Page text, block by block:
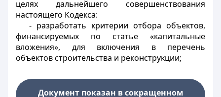
целях дальнейшего совершенствования
настоящего Кодекса:
- разработать критерии отбора объектов,
финансируемых по статье «капитальные
вложения», для включения в перечень
объектов строительства и реконструкции;
Документ показан в сокращенном